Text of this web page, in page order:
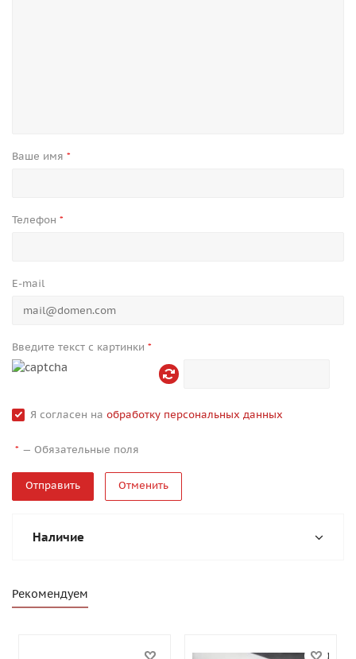
Ваше имя *
Телефон *
E-mail
Введите текст с картинки *
Я согласен на обработку персональных данных
* — Обязательные поля
Отменить
Наличие
Рекомендуем